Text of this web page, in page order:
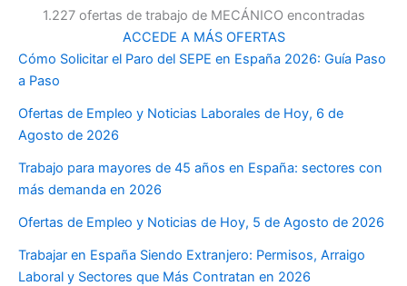
1.227 ofertas de trabajo de MECÁNICO encontradas
ACCEDE A MÁS OFERTAS
Cómo Solicitar el Paro del SEPE en España 2026: Guía Paso
a Paso
Ofertas de Empleo y Noticias Laborales de Hoy, 6 de
Agosto de 2026
Trabajo para mayores de 45 años en España: sectores con
más demanda en 2026
Ofertas de Empleo y Noticias de Hoy, 5 de Agosto de 2026
Trabajar en España Siendo Extranjero: Permisos, Arraigo
Laboral y Sectores que Más Contratan en 2026